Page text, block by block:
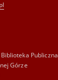
Publiczna
Górze